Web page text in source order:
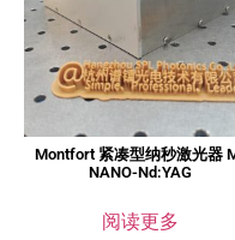
Montfort 紧凑型纳秒激光器
NANO-Nd:YAG
阅读更多